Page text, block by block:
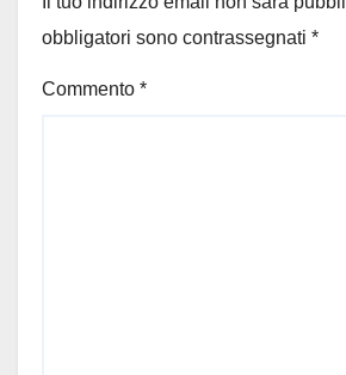
obbligatori sono contrassegnati *
Commento *